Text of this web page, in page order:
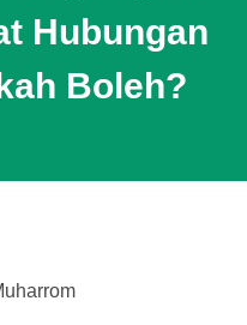
Hubungan
Boleh?